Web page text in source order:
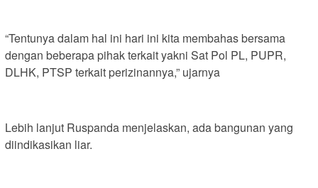
“Tentunya dalam hal ini hari ini kita membahas bersama
dengan beberapa pihak terkait yakni Sat Pol PL, PUPR,
DLHK, PTSP terkait perizinannya,” ujarnya
Lebih lanjut Ruspanda menjelaskan, ada bangunan yang
diindikasikan liar.